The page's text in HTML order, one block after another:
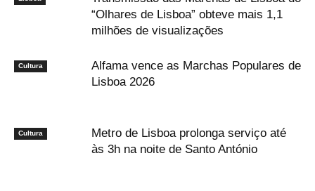
“Olhares de Lisboa” obteve mais 1,1
milhões de visualizações
Cultura
Alfama vence as Marchas Populares de
Lisboa 2026
Cultura
Metro de Lisboa prolonga serviço até
às 3h na noite de Santo António